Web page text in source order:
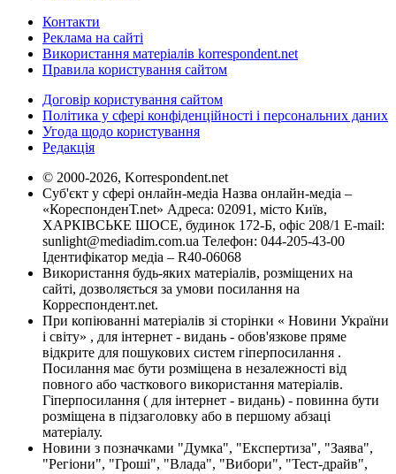
Контакти
Реклама на сайті
Використання матеріалів korrespondent.net
Правила користування сайтом
Договір користування сайтом
Політика у сфері конфіденційності і персональних даних
Угода щодо користування
Редакція
© 2000-2026, Korrespondent.net
Суб'єкт у сфері онлайн-медіа Назва онлайн-медіа –
«КореспонденТ.net» Адреса: 02091, місто Київ,
ХАРКІВСЬКЕ ШОСЕ, будинок 172-Б, офіс 208/1 E-mail:
sunlight@mediadim.com.ua Телефон: 044-205-43-00
Ідентифікатор медіа – R40-06068
Використання будь-яких матеріалів, розміщених на
сайті, дозволяється за умови посилання на
Корреспондент.net.
При копіюванні матеріалів зі сторінки « Новини України
і світу» , для інтернет - видань - обов'язкове пряме
відкрите для пошукових систем гіперпосилання .
Посилання має бути розміщена в незалежності від
повного або часткового використання матеріалів.
Гіперпосилання ( для інтернет - видань) - повинна бути
розміщена в підзаголовку або в першому абзаці
матеріалу.
Новини з позначками "Думка", "Експертиза", "Заява",
"Регіони", "Гроші", "Влада", "Вибори", "Тест-драйв",